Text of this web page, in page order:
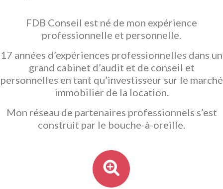
FDB Conseil est né de mon expérience
professionnelle et personnelle.
17 années d’expériences professionnelles dans un
grand cabinet d’audit et de conseil et
personnelles en tant qu’investisseur sur le marché
immobilier de la location.
Mon réseau de partenaires professionnels s’est
construit par le bouche-à-oreille.